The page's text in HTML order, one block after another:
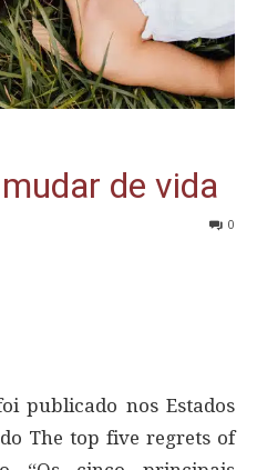
de vida
0
publicado nos Estados
The top five regrets of